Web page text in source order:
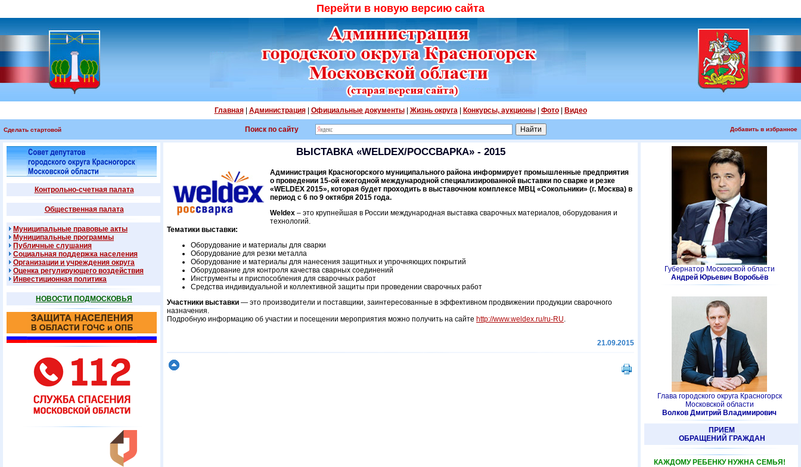
Перейти в новую версию сайта
Главная| Администрация| Официальные документы| Жизнь округа| Конкурсы, аукционы| Фото| Видео
Сделать стартовой Поиск по сайту Добавить в избранное
Контрольно-счетная палата
Общественная палата
Муниципальные правовые акты
Муниципальные программы
Публичные слушания
Социальная поддержка населения
Организации и учреждения округа
Оценка регулирующего воздействия
Инвестиционная политика
НОВОСТИ ПОДМОСКОВЬЯ
ВЫСТАВКА «WELDEX/РОССВАРКА» - 2015
Администрация Красногорского муниципального района информирует промышленные предприятия
о проведении 15-ой ежегодной международной специализированной выставки по сварке и резке
«WELDEX 2015», которая будет проходить в выставочном комплексе МВЦ «Сокольники» (г. Москва) в
период с 6 по 9 октября 2015 года.
Weldex – это крупнейшая в России международная выставка сварочных материалов, оборудования и
технологий.
Тематики выставки:
Оборудование и материалы для сварки
Оборудование для резки металла
Оборудование и материалы для нанесения защитных и упрочняющих покрытий
Оборудование для контроля качества сварных соединений
Инструменты и приспособления для сварочных работ
Средства индивидуальной и коллективной защиты при проведении сварочных работ
Участники выставки — это производители и поставщики, заинтересованные в эффективном продвижении продукции сварочного
назначения.
Подробную информацию об участии и посещении мероприятия можно получить на сайте http://www.weldex.ru/ru-RU.
21.09.2015
Губернатор Московской области
Андрей Юрьевич Воробьёв
Глава городского округа Красногорск
Московской области
Волков Дмитрий Владимирович
ПРИЕМ
ОБРАЩЕНИЙ ГРАЖДАН
КАЖДОМУ РЕБЕНКУ НУЖНА СЕМЬЯ!